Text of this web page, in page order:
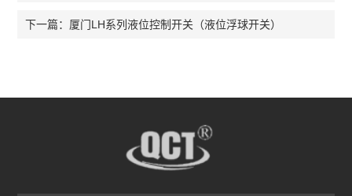
下一篇： 厦门LH系列液位控制开关（液位浮球开关）